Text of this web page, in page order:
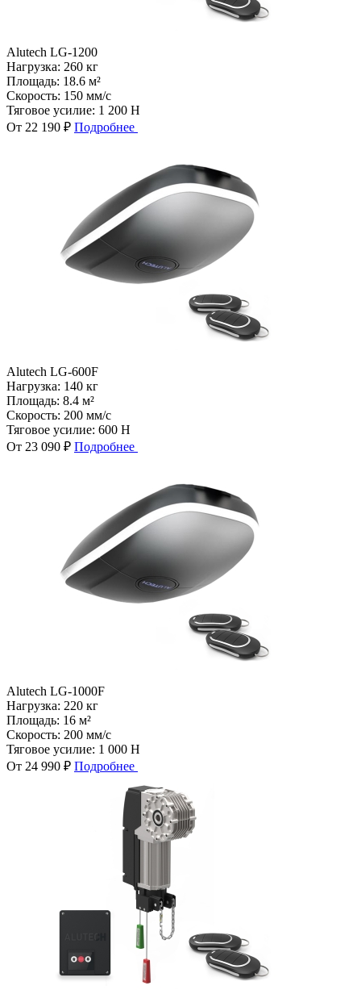
Alutech LG-1200
Нагрузка: 260 кг
Площадь: 18.6 м²
Скорость: 150 мм/с
Тяговое усилие: 1 200 Н
От 22 190 ₽ Подробнее
Alutech LG-600F
Нагрузка: 140 кг
Площадь: 8.4 м²
Скорость: 200 мм/с
Тяговое усилие: 600 Н
От 23 090 ₽ Подробнее
Alutech LG-1000F
Нагрузка: 220 кг
Площадь: 16 м²
Скорость: 200 мм/с
Тяговое усилие: 1 000 Н
От 24 990 ₽ Подробнее